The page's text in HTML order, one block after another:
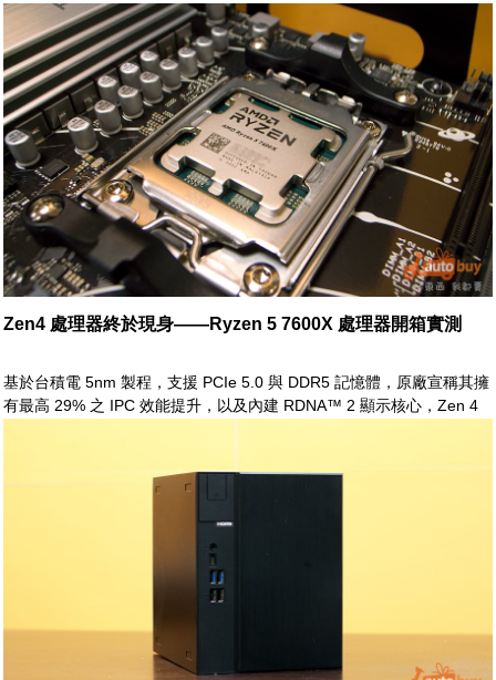
A770 Limited Edition 與 Arc A750 Limited Edition。除了實物開箱外，
亦進行一系列之效能測試，藉以一窺顯卡市場新秀之堂奧
Zen4 處理器終於現身——Ryzen 5 7600X 處理器開箱實測
基於台積電 5nm 製程，支援 PCIe 5.0 與 DDR5 記憶體，原廠宣稱其擁
有最高 29% 之 IPC 效能提升，以及內建 RDNA™ 2 顯示核心，Zen 4
版，進行開箱與一系列之測試，以饗眾玩家之消費視野